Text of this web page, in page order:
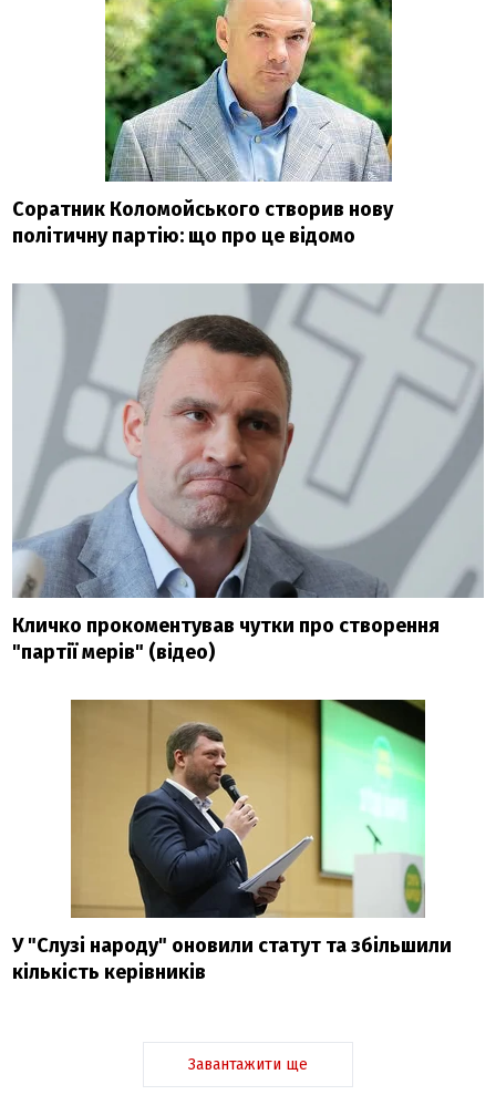
Соратник Коломойського створив нову
політичну партію: що про це відомо
Кличко прокоментував чутки про створення
"партії мерів" (відео)
У "Слузі народу" оновили статут та збільшили
кількість керівників
Завантажити ще